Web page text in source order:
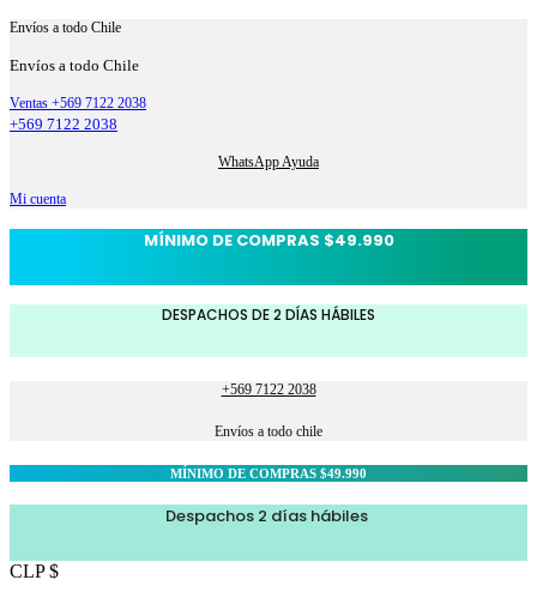
Envíos a todo Chile
Envíos a todo Chile
Ventas +569 7122 2038
+569 7122 2038
WhatsApp Ayuda
Mi cuenta
MÍNIMO DE COMPRAS $49.990
DESPACHOS DE 2 DÍAS HÁBILES
+569 7122 2038
Envíos a todo chile
MÍNIMO DE COMPRAS $49.990
Despachos 2 días hábiles
CLP $